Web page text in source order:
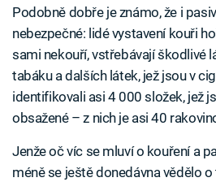
Podobně dobře je známo, že i
nebezpečné: lidé vystavení kouři
sami nekouří, vstřebávají škodlivé
tabáku a dalších látek, jež jsou v
identifikovali asi 4 000 složek, jež
obsažené – z nich je asi 40
Jenže oč víc se mluví o kouření a
méně se ještě donedávna vědělo